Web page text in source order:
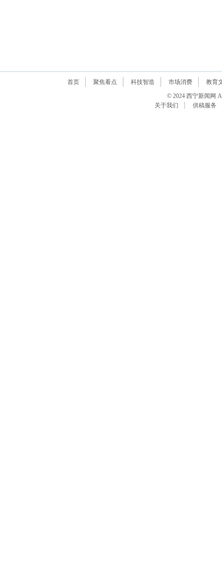
首页 聚焦看点 科技智造 市场消费
教育
© 2024 西宁新闻网
关于我们
供稿服务